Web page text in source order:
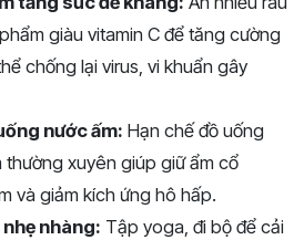
giàu vitamin C để tăng cường
chống lại virus, vi khuẩn gây
nước ấm: Hạn chế đồ uống
thường xuyên giúp giữ ẩm cổ
và giảm kích ứng hô hấp.
nhàng: Tập yoga, đi bộ để cải